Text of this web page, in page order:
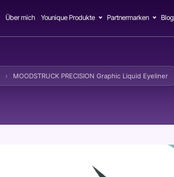
Über mich Younique Produkte Partnermarken Blog
MOODSTRUCK PRECISION Graphic Liquid Eyeliner